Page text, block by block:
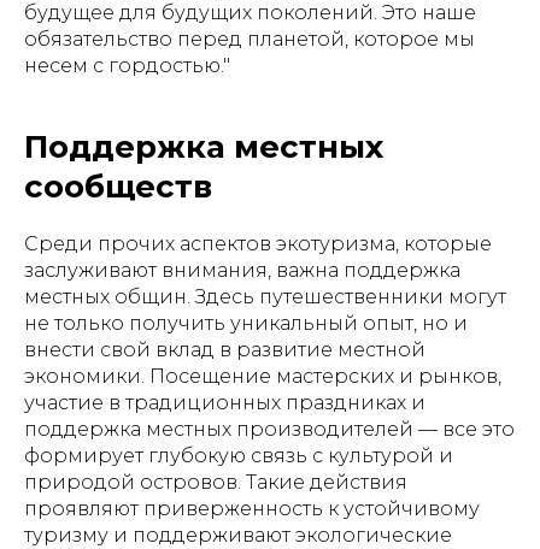
будущее для будущих поколений. Это наше
обязательство перед планетой, которое мы
несем с гордостью."
Поддержка местных
сообществ
Среди прочих аспектов экотуризма, которые
заслуживают внимания, важна поддержка
местных общин. Здесь путешественники могут
не только получить уникальный опыт, но и
внести свой вклад в развитие местной
экономики. Посещение мастерских и рынков,
участие в традиционных праздниках и
поддержка местных производителей — все это
формирует глубокую связь с культурой и
природой островов. Такие действия
проявляют приверженность к устойчивому
туризму и поддерживают экологические